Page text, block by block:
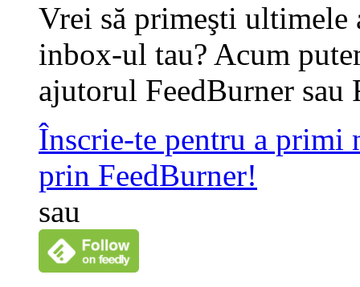
Vrei să primeşti
inbox-ul tau? Acum
ajutorul FeedBurner sau
Înscrie-te pentru a primi
prin FeedBurner!
sau